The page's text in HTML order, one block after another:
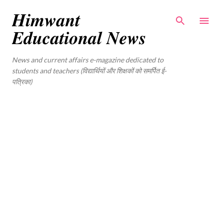
𝑯𝒊𝒎𝒘𝒂𝒏𝒕
𝑬𝒅𝒖𝒄𝒂𝒕𝒊𝒐𝒏𝒂𝒍 𝑵𝒆𝒘𝒔
News and current affairs e-magazine dedicated to
students and teachers (विद्यार्थियों और शिक्षकों को समर्पित ई-
पत्रिका)